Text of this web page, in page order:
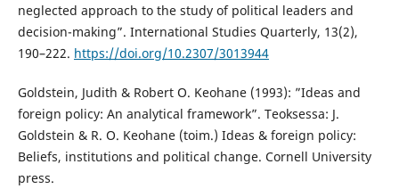
neglected approach to the study of political leaders and
decision-making”. International Studies Quarterly, 13(2),
190–222. https://doi.org/10.2307/3013944
Goldstein, Judith & Robert O. Keohane (1993): ”Ideas and
foreign policy: An analytical framework”. Teoksessa: J.
Goldstein & R. O. Keohane (toim.) Ideas & foreign policy:
Beliefs, institutions and political change. Cornell University
press.